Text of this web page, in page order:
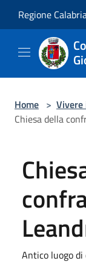
Regione
Home > Vivere
Chiesa della
Antico luogo